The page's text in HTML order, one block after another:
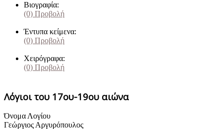
Βιογραφία:
(0) Προβολή
Έντυπα κείμενα:
(0) Προβολή
Χειρόγραφα:
(0) Προβολή
Λόγιοι του 17ου-19ου αιώνα
Όνομα Λογίου
Γεώργιος Αργυρόπουλος